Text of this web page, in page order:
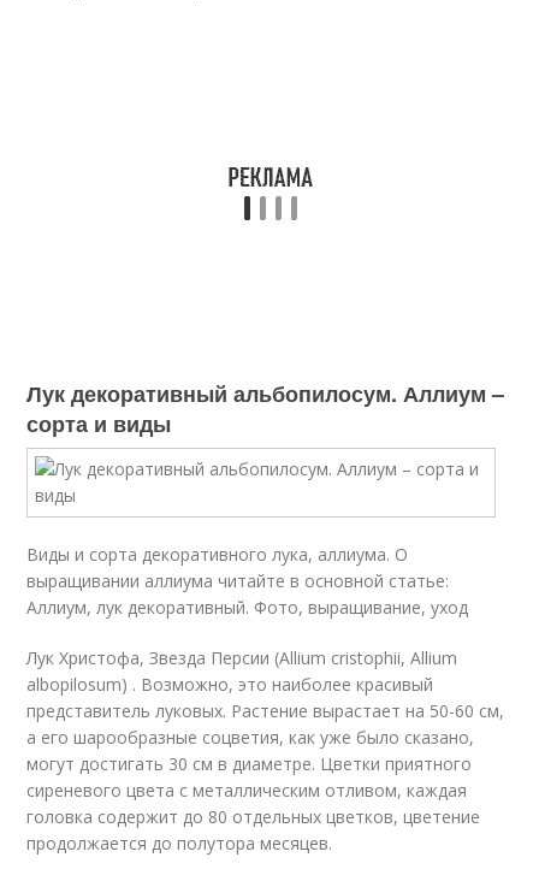
Лук декоративный альбопилосум. Аллиум –
сорта и виды
Виды и сорта декоративного лука, аллиума. О
выращивании аллиума читайте в основной статье:
Аллиум, лук декоративный. Фото, выращивание, уход
Лук Христофа, Звезда Персии (Allium cristophii, Allium
albopilosum) . Возможно, это наиболее красивый
представитель луковых. Растение вырастает на 50-60 см,
а его шарообразные соцветия, как уже было сказано,
могут достигать 30 см в диаметре. Цветки приятного
сиреневого цвета с металлическим отливом, каждая
головка содержит до 80 отдельных цветков, цветение
продолжается до полутора месяцев.